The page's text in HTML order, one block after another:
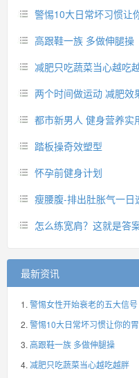
警惕10大日常坏习惯让
高跟鞋一族 多做伸腿操
减肥只吃蔬菜当心越吃
两个时间做运动 减肥效
都市新男人 健身营养实
踏板操奇效塑型
怀孕前健身计划
瘦腰腹-排出肚胀气一日
怎么练宽肩？这就是答案
最新资讯
警惕女性开始衰老的五大信号
警惕10大日常坏习惯让你的
高跟鞋一族 多做伸腿操
减肥只吃蔬菜当心越吃越胖